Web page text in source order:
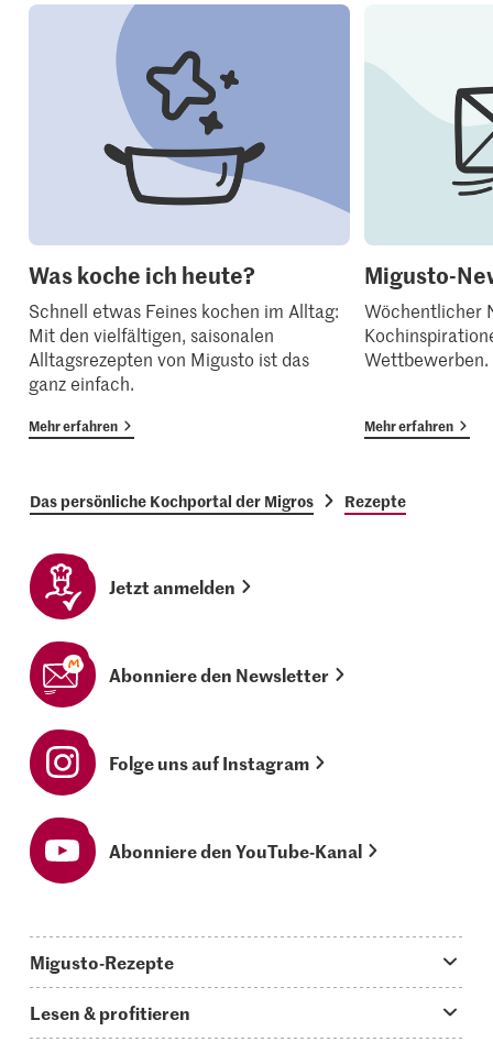
Was koche ich heute?
Schnell etwas Feines kochen im Alltag:
Mit den vielfältigen, saisonalen
Alltagsrezepten von Migusto ist das
ganz einfach.
Mehr erfahren
Migusto-
Wöchentlicher
Wettbewerben.
Mehr erfahren
Das persönliche Kochportal der Migros Rezepte
Jetzt anmelden
Abonniere den Newsletter
Folge uns auf Instagram
Abonniere den YouTube-Kanal
Migusto-Rezepte
Lesen & profitieren